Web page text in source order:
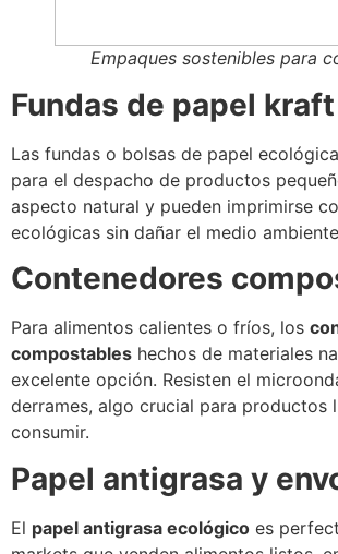
Empaques sostenibles para
Fundas de papel kraft
Las fundas o bolsas de papel
para el despacho de productos
aspecto natural y pueden imprimirse
ecológicas sin dañar el medio
Contenedores
Para alimentos calientes o fríos, los
compostables hechos de materiales
excelente opción. Resisten el
derrames, algo crucial para productos
consumir.
Papel antigrasa y
El papel antigrasa ecológico es